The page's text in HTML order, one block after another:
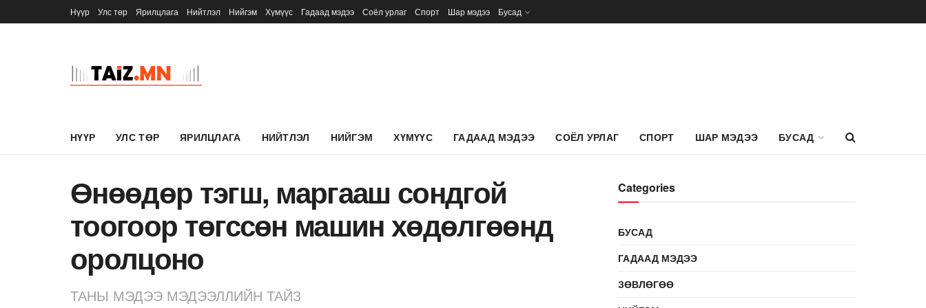
Нүүр Улс төр Ярилцлага Нийтлэл Нийгэм Хүмүүс Гадаад мэдээ Соёл урлаг Спорт Шар мэдээ Бусад
НҮҮР УЛС ТӨР ЯРИЛЦЛАГА НИЙТЛЭЛ НИЙГЭМ ХҮМҮҮС ГАДААД МЭДЭЭ СОЁЛ УРЛАГ СПОРТ ШАР МЭДЭЭ БУСАД
Өнөөдөр тэгш, маргааш сондгой
тоогоор төгссөн машин хөдөлгөөнд
оролцоно
ТАНЫ МЭДЭЭ МЭДЭЭЛЛИЙН ТАЙЗ
Categories
БУСАД
ГАДААД МЭДЭЭ
ЗӨВЛӨГӨӨ